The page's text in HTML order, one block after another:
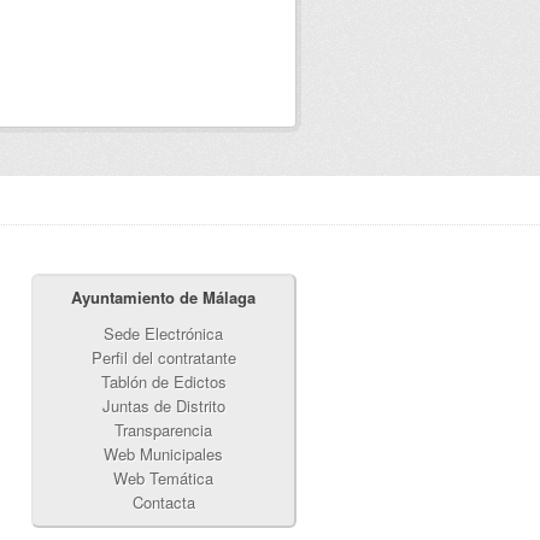
Ayuntamiento de Málaga
Sede Electrónica
Perfil del contratante
Tablón de Edictos
Juntas de Distrito
Transparencia
Web Municipales
Web Temática
Contacta